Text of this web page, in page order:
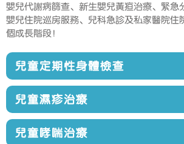
嬰兒代謝病篩查、新生嬰兒黃疸治療、緊急
嬰兒住院巡房服務、兒科急診及私家醫院住
個成長階段！
兒童定期性身體檢查
兒童濕疹治療
兒童哮喘治療